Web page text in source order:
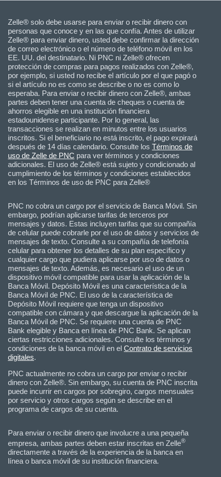
Zelle® solo debe usarse para enviar o recibir dinero con
personas que conoce y en las que confía. Antes de utilizar
Zelle® para enviar dinero, usted debe confirmar la dirección
de correo electrónico o el número de teléfono móvil en los
EE. UU. del destinatario. Ni PNC ni Zelle® ofrecen
protección de compras para pagos realizados con Zelle®,
por ejemplo, si usted no recibe el artículo por el que pagó o
si el artículo no es como se describe o no es como lo
esperaba. Para enviar o recibir dinero con Zelle®, ambas
partes deben tener una cuenta de cheques o cuenta de
ahorros elegible en una institución financiera
estadounidense participante. Por lo general, las
transacciones se realizan en minutos entre los usuarios
inscritos. Si el beneficiario no está inscrito, el pago expirará
después de 14 días calendario. Consulte los Términos de
uso de Zelle de PNC para ver términos y condiciones
adicionales. El uso de Zelle® está sujeto y condicionado al
cumplimiento de los términos y condiciones establecidos
en los Términos de uso de PNC para Zelle®
PNC no cobra un cargo por el servicio de Banca Móvil. Sin
embargo, podrían aplicarse tarifas de terceros por
mensajes y datos. Estas incluyen tarifas que su compañía
de celular puede cobrarle por el uso de datos y servicios de
mensajes de texto. Consulte a su compañía de telefonía
celular para obtener los detalles de su plan específico y
cualquier cargo que pudiera aplicarse por uso de datos o
mensajes de texto. Además, es necesario el uso de un
dispositivo móvil compatible para usar la aplicación de la
Banca Móvil. Depósito Móvil es una característica de la
Banca Móvil de PNC. El uso de la característica de
Depósito Móvil requiere que tenga un dispositivo
compatible con cámara y que descargue la aplicación de la
Banca Móvil de PNC. Se requiere una cuenta de PNC
Bank elegible y Banca en línea de PNC Bank. Se aplican
ciertas restricciones adicionales. Consulte los términos y
condiciones de la banca móvil en el Contrato de servicios
digitales.
PNC actualmente no cobra un cargo por enviar o recibir
dinero con Zelle®. Sin embargo, su cuenta de PNC inscrita
puede incurrir en cargos por sobregiro, cargos mensuales
por servicio y otros cargos según se describe en el
programa de cargos de su cuenta.
Para enviar o recibir dinero que involucre a una pequeña
empresa, ambas partes deben estar inscritas en Zelle®
directamente a través de la experiencia de la banca en
línea o banca móvil de su institución financiera.